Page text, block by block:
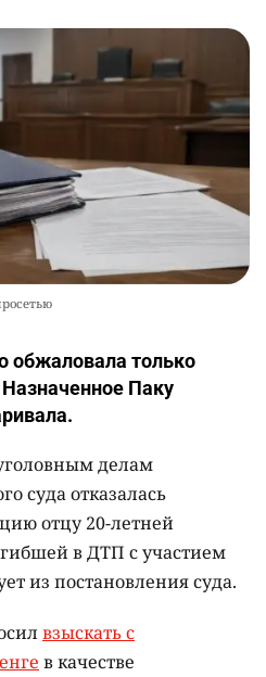
обжаловала только
Паку
делам
суда отказалась
отцу 20-летней
в ДТП с участием
из постановления суда.
взыскать с
в качестве